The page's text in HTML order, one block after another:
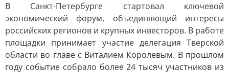
В Санкт-Петербурге стартовал ключевой
экономический форум, объединяющий интересы
российских регионов и крупных инвесторов. В работе
площадки принимает участие делегация Тверской
области во главе с Виталием Королевым. В прошлом
году событие собрало более 24 тысяч участников из